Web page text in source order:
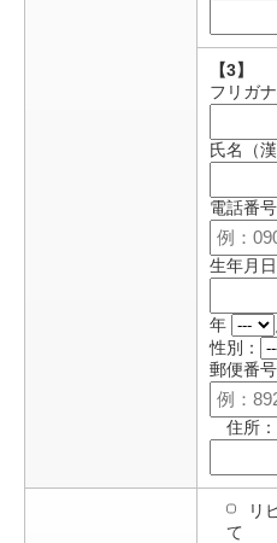
【3】
フリガ
氏名（
電話番号
生年月
年
性別：
郵便番号
住所：
リ
て